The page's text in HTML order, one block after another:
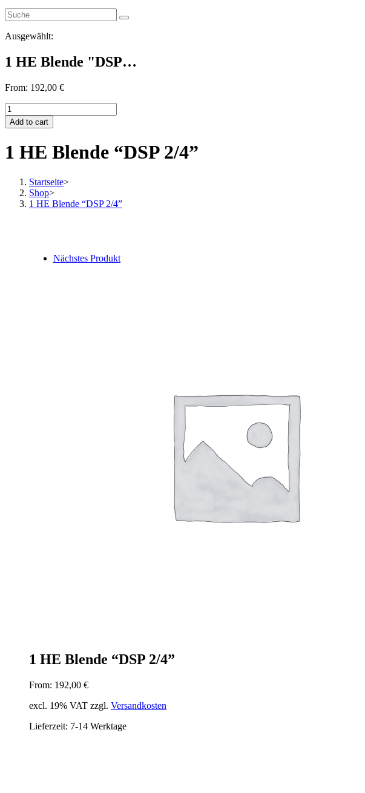
search
Ausgewählt:
1 HE Blende "DSP…
From: 192,00 €
1
HE
Blende
2/4"
quantity
Add to cart
1 HE Blende “DSP 2/4”
Startseite>
Shop>
1 HE Blende “DSP 2/4”
Nächstes Produkt
1 HE Blende “DSP 2/4”
From: 192,00 €
excl. 19% VAT zzgl. Versandkosten
Lieferzeit: 7-14 Werktage